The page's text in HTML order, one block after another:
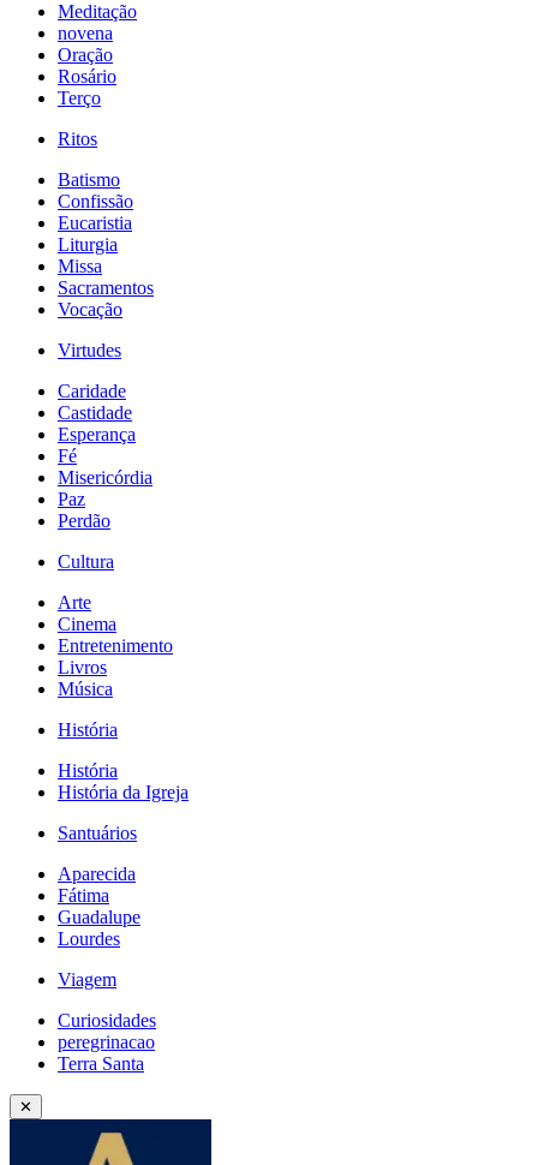
Meditação
novena
Oração
Rosário
Terço
Ritos
Batismo
Confissão
Eucaristia
Liturgia
Missa
Sacramentos
Vocação
Virtudes
Caridade
Castidade
Esperança
Fé
Misericórdia
Paz
Perdão
Cultura
Arte
Cinema
Entretenimento
Livros
Música
História
História
História da Igreja
Santuários
Aparecida
Fátima
Guadalupe
Lourdes
Viagem
Curiosidades
peregrinacao
Terra Santa
✕